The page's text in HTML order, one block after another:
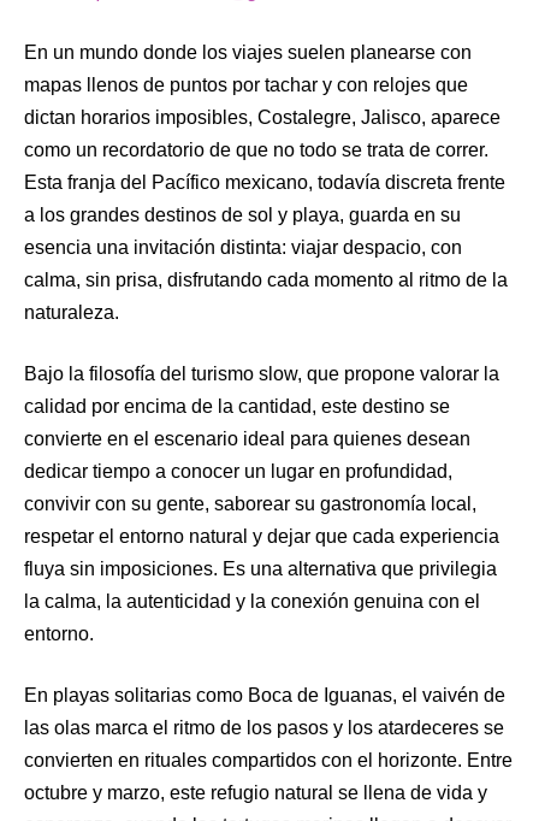
En un mundo donde los viajes suelen planearse con
mapas llenos de puntos por tachar y con relojes que
dictan horarios imposibles, Costalegre, Jalisco, aparece
como un recordatorio de que no todo se trata de correr.
Esta franja del Pacífico mexicano, todavía discreta frente
a los grandes destinos de sol y playa, guarda en su
esencia una invitación distinta: viajar despacio, con
calma, sin prisa, disfrutando cada momento al ritmo de la
naturaleza.
Bajo la filosofía del turismo slow, que propone valorar la
calidad por encima de la cantidad, este destino se
convierte en el escenario ideal para quienes desean
dedicar tiempo a conocer un lugar en profundidad,
convivir con su gente, saborear su gastronomía local,
respetar el entorno natural y dejar que cada experiencia
fluya sin imposiciones. Es una alternativa que privilegia
la calma, la autenticidad y la conexión genuina con el
entorno.
En playas solitarias como Boca de Iguanas, el vaivén de
las olas marca el ritmo de los pasos y los atardeceres se
convierten en rituales compartidos con el horizonte. Entre
octubre y marzo, este refugio natural se llena de vida y